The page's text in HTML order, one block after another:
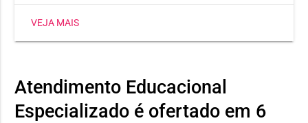
SETRE oferece aulas práticas em uma unidade móvel
totalmente equipada
VEJA MAIS
Atendimento Educacional
Especializado é ofertado em 6